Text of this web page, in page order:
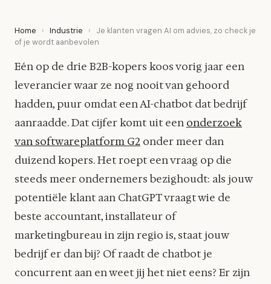
Home › Industrie ›
Je klanten vragen AI om advies, zo check je
of je wordt aanbevolen
Eén op de drie B2B-kopers koos vorig jaar een
leverancier waar ze nog nooit van gehoord
hadden, puur omdat een AI-chatbot dat bedrijf
aanraadde. Dat cijfer komt uit een onderzoek
van softwareplatform G2 onder meer dan
duizend kopers. Het roept een vraag op die
steeds meer ondernemers bezighoudt: als jouw
potentiële klant aan ChatGPT vraagt wie de
beste accountant, installateur of
marketingbureau in zijn regio is, staat jouw
bedrijf er dan bij? Of raadt de chatbot je
concurrent aan en weet jij het niet eens? Er zijn